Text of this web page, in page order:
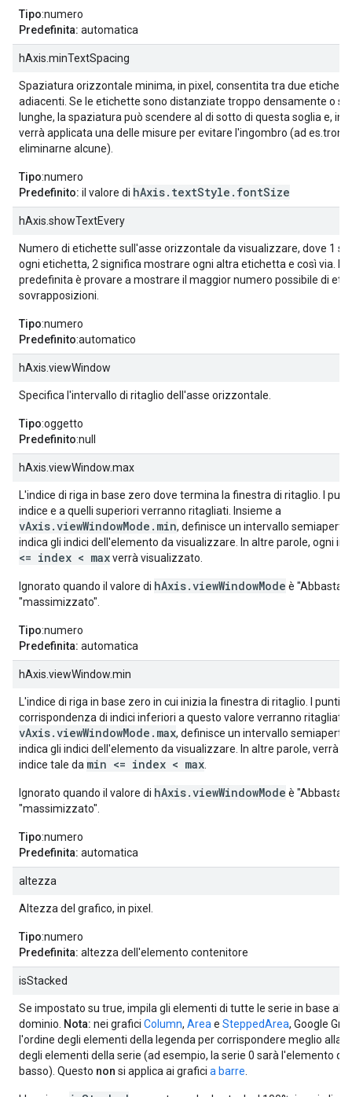
Tipo:numero
Predefinita: automatica
hAxis.minTextSpacing
Spaziatura orizzontale minima, in pixel, consentita tra due
adiacenti. Se le etichette sono distanziate troppo densamente o
lunghe, la spaziatura può scendere al di sotto di questa soglia e, in
verrà applicata una delle misure per evitare l'ingombro (ad
eliminarne alcune).
Tipo:numero
Predefinito: il valore di hAxis.textStyle.fontSize
hAxis.showTextEvery
Numero di etichette sull'asse orizzontale da visualizzare, dove 1
ogni etichetta, 2 significa mostrare ogni altra etichetta e così via.
predefinita è provare a mostrare il maggior numero possibile di
sovrapposizioni.
Tipo:numero
Predefinito:automatico
hAxis.viewWindow
Specifica l'intervallo di ritaglio dell'asse orizzontale.
Tipo:oggetto
Predefinito:null
hAxis.viewWindow.max
L'indice di riga in base zero dove termina la finestra di ritaglio. I
indice e a quelli superiori verranno ritagliati. Insieme a
vAxis.viewWindowMode.min, definisce un intervallo semiaperto
indica gli indici dell'elemento da visualizzare. In altre parole, ogni
<= index < maxverrà visualizzato.
Ignorato quando il valore di hAxis.viewWindowMode è
"massimizzato".
Tipo:numero
Predefinita: automatica
hAxis.viewWindow.min
L'indice di riga in base zero in cui inizia la finestra di ritaglio. I punti
corrispondenza di indici inferiori a questo valore verranno ritagliati.
vAxis.viewWindowMode.max, definisce un intervallo semiaperto
indica gli indici dell'elemento da visualizzare. In altre parole, verrà
indice tale da min <= index < max
Ignorato quando il valore di hAxis.viewWindowMode è
"massimizzato".
Tipo:numero
Predefinita: automatica
altezza
Altezza del grafico, in pixel.
Tipo:numero
Predefinita: altezza dell'elemento contenitore
isStacked
Se impostato su true, impila gli elementi di tutte le serie in base al
dominio. Nota: nei grafici Column, Area e SteppedArea, Google
l'ordine degli elementi della legenda per corrispondere meglio alla
degli elementi della serie (ad esempio, la serie 0 sarà l'elemento
basso). Questo non si applica ai grafici a barre